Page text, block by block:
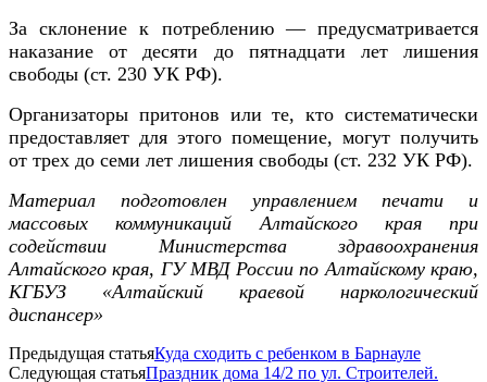
За склонение к потреблению — предусматривается
наказание от десяти до пятнадцати лет лишения
свободы (ст. 230 УК РФ).
Организаторы притонов или те, кто систематически
предоставляет для этого помещение, могут получить
от трех до семи лет лишения свободы (ст. 232 УК РФ).
Материал подготовлен управлением печати и
массовых коммуникаций Алтайского края при
содействии Министерства здравоохранения
Алтайского края, ГУ МВД России по Алтайскому краю,
КГБУЗ «Алтайский краевой наркологический
диспансер»
Предыдущая статьяКуда сходить с ребенком в Барнауле
Следующая статьяПраздник дома 14/2 по ул. Строителей.